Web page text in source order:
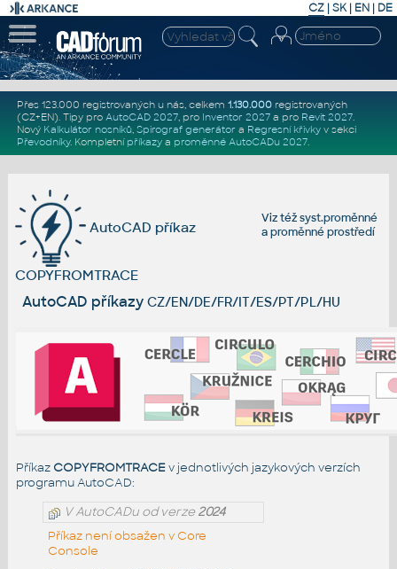
CZ | SK| EN | DE
Přes 123.000 registrovaných u nás, celkem 1.130.000registrovaných
(CZ+EN). Tipy pro AutoCAD 2027, pro Inventor 2027a pro Revit 2027.
Nový Kalkulátor nosníků, Spirograf generátor a Regresní křivkyv sekci
Převodníky. Kompletní příkazya proměnné AutoCADu 2027.
Viz téžsyst.proměnné
aproměnné prostředí
AutoCAD příkaz
COPYFROMTRACE
AutoCAD příkazy CZ/EN/DE/FR/IT/ES/PT/PL/HU
Příkaz COPYFROMTRACEv jednotlivých jazykových verzích
programu AutoCAD:
V AutoCADu od verze2024
Příkaz není obsažen v Core
Console